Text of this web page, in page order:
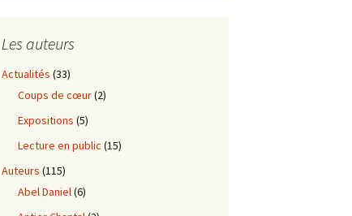
Les auteurs
Actualités (33)
Coups de cœur(2)
Expositions (5)
Lecture en public (15)
Auteurs (115)
Abel Daniel(6)